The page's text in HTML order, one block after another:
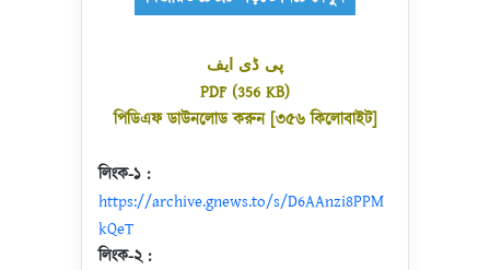
پی ڈی ایف
PDF (356 KB)
পিডিএফ ডাউনলোড করুন [৩৫৬ কিলোবাইট]
লিংক-১ :
https://archive.gnews.to/s/D6AAnzi8PPM
kQeT
লিংক-২ :